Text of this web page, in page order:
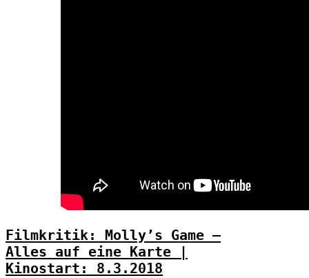
Filmkritik: Molly’s Game –
Alles auf eine Karte |
Kinostart: 8.3.2018